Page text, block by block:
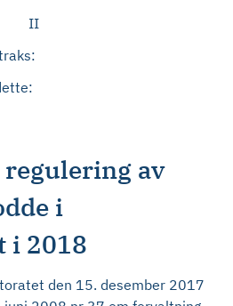
II
av
i
i 2018
den 15. desember 2017